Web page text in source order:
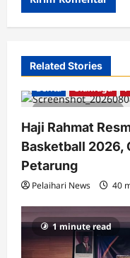
Related Stories
2 minutes read
Berita Olahraga
Haji Rahmat
Basketball 2026,
Petarung
Pelaihari News 40
1 minute read